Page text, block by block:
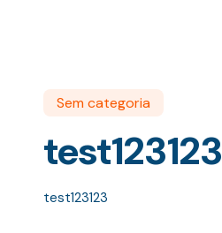
Sem categoria
test123123
test123123